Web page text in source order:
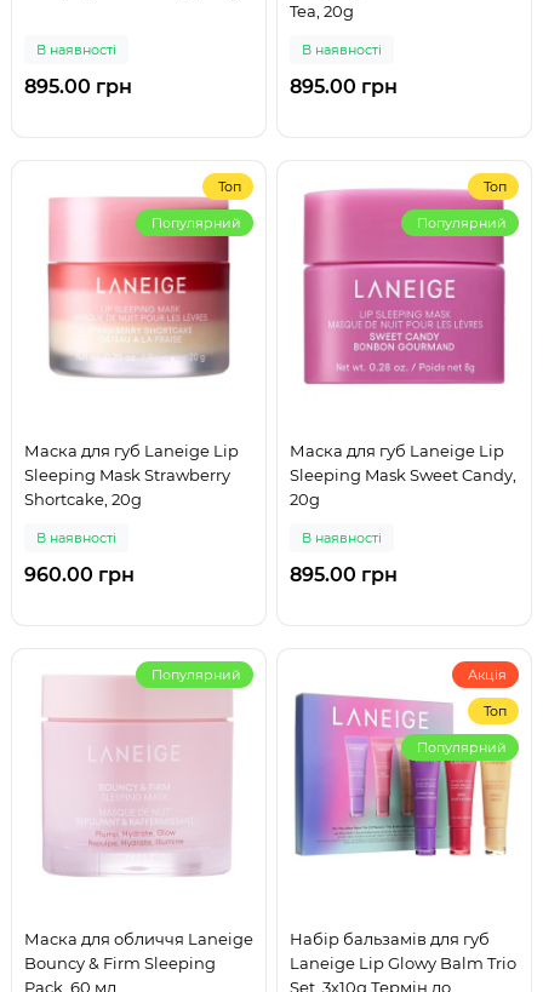
В наявності
895.00 грн
Tea, 20g
В наявності
895.00 грн
Топ
Популярний
Маска для губ Laneige Lip
Sleeping Mask Strawberry
Shortcake, 20g
В наявності
960.00 грн
Топ
Популярний
Маска для губ Laneige Lip
Sleeping Mask Sweet Candy,
20g
В наявності
895.00 грн
Популярний
Маска для обличчя Laneige
Bouncy & Firm Sleeping
Pack, 60 мл
Акція
Топ
Популярний
Набір бальзамів для губ
Laneige Lip Glowy Balm Trio
Set, 3х10g Термін до